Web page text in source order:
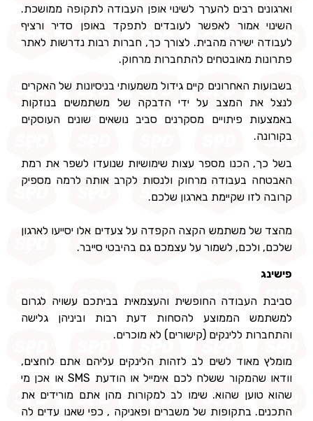
וארגונים רבים להערך לשינוי אופן העבודה לתקופה ממושכת.
השינוי אמור לאפשר לעובדים לתפקד באופן סדיר ורציף
לעבודה ישירה מהבית. לצורך כך, חברות רבות נדרשות לאתר
פתרונות מאובטחים להתחברות מרחוק.
בשבועות האחרונים קיים גידול משמעותי בניסיונות של האקרים
לנצל את המצב על ידי הדבקה של משתמשים בנוזקות
באמצעות פיתויים מסקרנים סביב נושאים שונים העוסקים
בקורונה.
בשל כך, הכנו מספר עצות שימושיות שנועדו לשפר את רמת
האבטחה בעבודה מרחוק ולנסות לקרב אותה לרמה מספיק
קרובה לזו שקיימת בארגון שלכם.
מהצד של משתמש הקצה הקפדה על צעדים אלו יסייעו לארגון
שלכם, ולכם, לשמור על עצמכם גם בהיבטי סייבר.
פישינג
סביבת העבודה החופשית והעצמאית בביתכם עשויה לגרום
למשתמש הממוצע להסחות דעת רבות וביניהן גלישה
והתחברות ללינקים (קישורים) לא מוכרים.
מומלץ מאוד לשים לב לזהות הלינקים עליהם אתם לוחצים,
וודאו שהמקור ששלח לכם אימייל או הודעת SMS או אכן מי
שהוא טוען שהוא. שימו לב למקורות מהן אתם מורידים את
התכנים. בתקופות של משברים ופאניקה , כפי שאנו עדים לה